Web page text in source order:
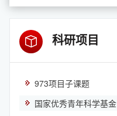
科研项目
973项目子课题
国家优秀青年科学基金